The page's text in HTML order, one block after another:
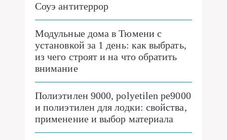
Соуэ антитеррор
Модульные дома в Тюмени с
установкой за 1 день: как выбрать,
из чего строят и на что обратить
внимание
Полиэтилен 9000, polyetilen pe9000
и полиэтилен для лодки: свойства,
применение и выбор материала